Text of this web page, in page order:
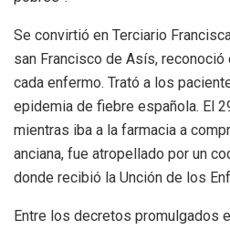
Se convirtió en Terciario
san Francisco de Asís,
cada enfermo. Trató a los
epidemia de fiebre española. El
mientras iba a la farmacia a
anciana, fue atropellado por un
donde recibió la Unción de los
Entre los decretos promulgados